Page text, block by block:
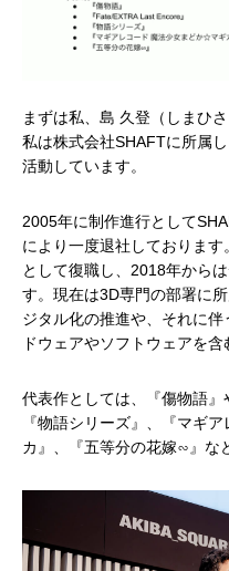
まずは私、島 久登（しまひ
私は株式会社SHAFTに所属
活動しています。
2005年に制作進行として
により一度退社しておりま
として復職し、2018年から
す。現在は3D専門の部署に
ジタル化の推進や、それに
ドウェアやソフトウェアを
代表作としては、『傷物語』
『物語シリーズ』、『マギ
カ』、『五等分の花嫁∽』な